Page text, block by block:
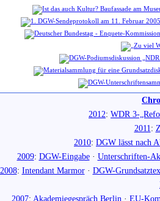
2012: WDR 3-
2011:
2010: DGW lässt nach
2009: DGW-Eingabe· Unterschriften-
2008: Intendant Marmor· DGW-
2007: Akademiegespräch Berlin · EU-